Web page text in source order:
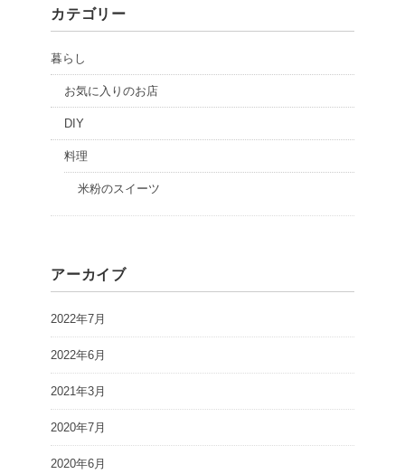
カテゴリー
暮らし
お気に入りのお店
DIY
料理
米粉のスイーツ
アーカイブ
2022年7月
2022年6月
2021年3月
2020年7月
2020年6月